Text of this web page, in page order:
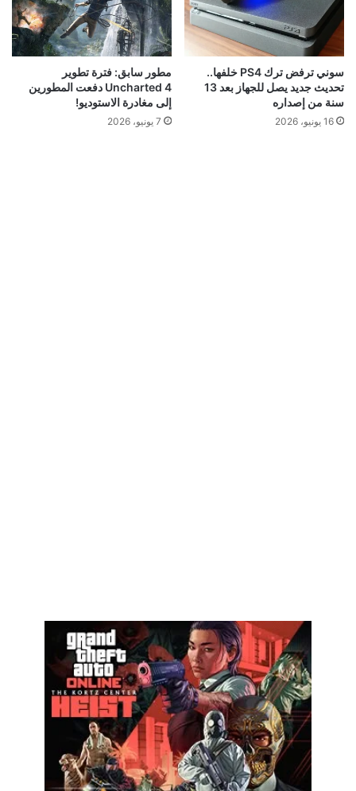
سوني ترفض ترك PS4 خلفها..
تحديث جديد يصل للجهاز بعد 13
سنة من إصداره
16 يونيو، 2026
مطور سابق: فترة تطوير
Uncharted 4 دفعت المطورين
إلى مغادرة الاستوديو!
7 يونيو، 2026